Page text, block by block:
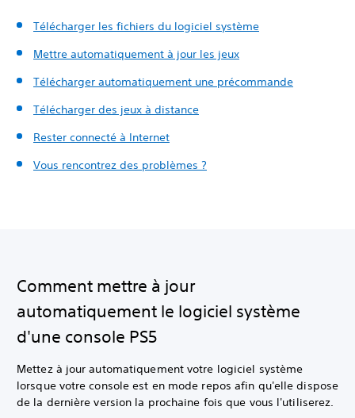
Télécharger les fichiers du logiciel système
Mettre automatiquement à jour les jeux
Télécharger automatiquement une précommande
Télécharger des jeux à distance
Rester connecté à Internet
Vous rencontrez des problèmes ?
Comment mettre à jour
automatiquement le logiciel système
d'une console PS5
Mettez à jour automatiquement votre logiciel système
lorsque votre console est en mode repos afin qu'elle dispose
de la dernière version la prochaine fois que vous l'utiliserez.